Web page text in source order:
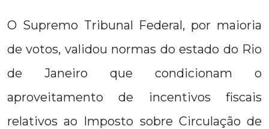
O Supremo Tribunal Federal, por maioria
de votos, validou normas do estado do Rio
de Janeiro que condicionam o
aproveitamento de incentivos fiscais
relativos ao Imposto sobre Circulação de